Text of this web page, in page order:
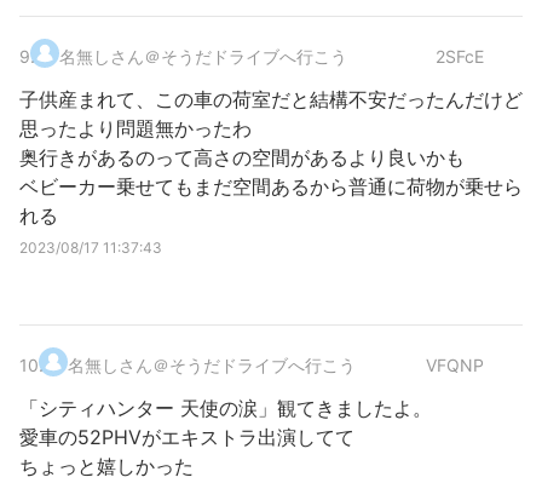
9. 名無しさん＠そうだドライブへ行こう 2SFcE
子供産まれて、この車の荷室だと結構不安だったんだけど
思ったより問題無かったわ
奥行きがあるのって高さの空間があるより良いかも
ベビーカー乗せてもまだ空間あるから普通に荷物が乗せら
れる
2023/08/17 11:37:43
10. 名無しさん＠そうだドライブへ行こう VFQNP
「シティハンター 天使の涙」観てきましたよ。
愛車の52PHVがエキストラ出演してて
ちょっと嬉しかった